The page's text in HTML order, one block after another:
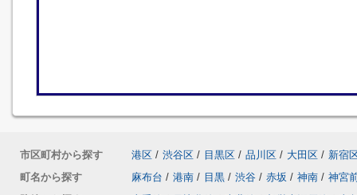
市区町村から探す 港区 / 渋谷区 / 目黒区 / 品川区 / 大田区 / 新宿
町名から探す
麻布台 / 港南 / 目黒 / 渋谷 / 赤坂 / 神南 / 神宮